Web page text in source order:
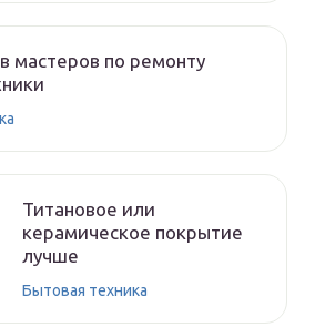
мастеров по ремонту
Титановое или
керамическое покрытие
лучше
Бытовая техника